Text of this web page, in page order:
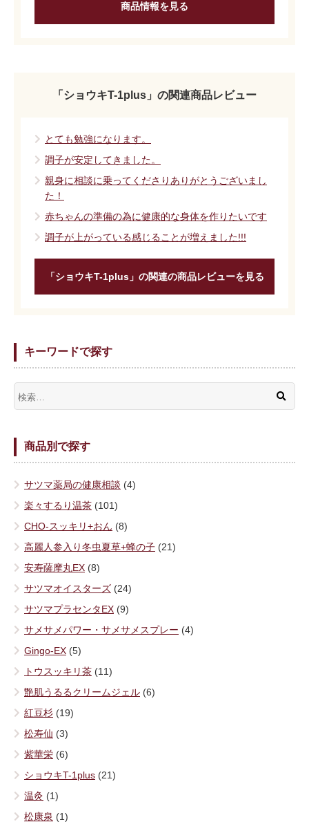
商品情報を見る
「ショウキT-1plus」の関連商品レビュー
とても勉強になります。
調子が安定してきました。
親身に相談に乗ってくださりありがとうございまし
た！
赤ちゃんの準備の為に健康的な身体を作りたいです
調子が上がっている感じることが増えました!!!
「ショウキT-1plus」の関連の商品レビューを見る
キーワードで探す
商品別で探す
サツマ薬局の健康相談 (4)
楽々するり温茶 (101)
CHO-スッキリ+おん (8)
高麗人参入り冬虫夏草+蜂の子 (21)
安寿薩摩丸EX (8)
サツマオイスターズ (24)
サツマプラセンタEX (9)
サメサメパワー・サメサメスプレー (4)
Gingo-EX (5)
トウスッキリ茶 (11)
艶肌うるるクリームジェル (6)
紅豆杉 (19)
松寿仙 (3)
紫華栄 (6)
ショウキT-1plus (21)
温灸 (1)
松康泉 (1)